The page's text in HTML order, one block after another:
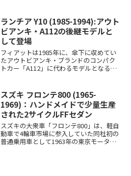
ランチア Y10 (1985-1994):アウト
ビアンキ・A112の後継モデルと
して登場
フィアットは1985年に、傘下に収めてい
たアウトビアンキ・ブランドのコンパク
トカー「A112」に代わるモデルとなる
スズキ フロンテ800 (1965-
1969)：ハンドメイドで少量生産
された2サイクルFFセダン
スズキの大衆車「フロンテ800」は、軽自
動車で4輪車市場に参入していた同社初の
普通乗用車として1963年の東京モーター